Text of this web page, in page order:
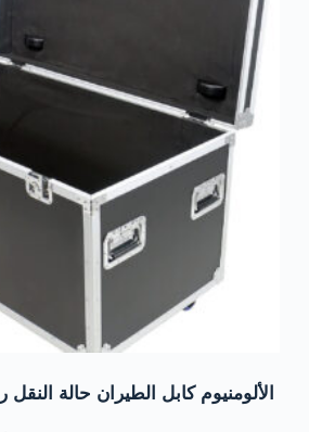
الألومنيوم كابل الطيران حالة